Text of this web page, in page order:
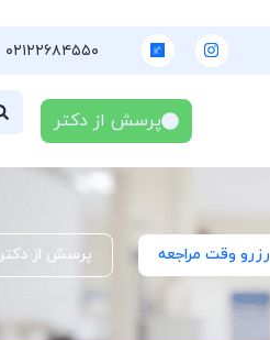
۰۲۱۲۲۶۸۴۵۵۰
پرسش از دکتر
رزرو وقت مراجعه پرسش از دکتر